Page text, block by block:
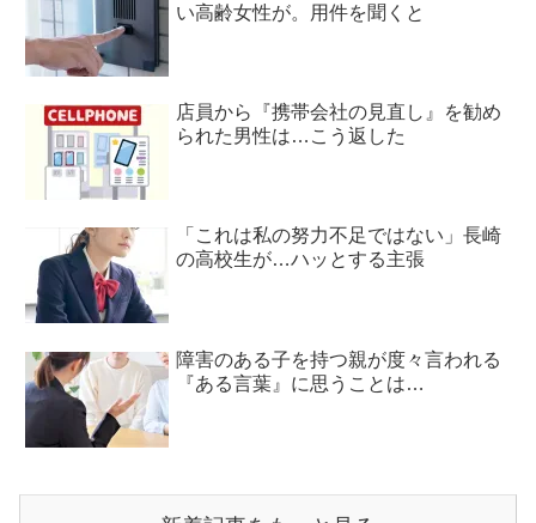
い高齢女性が。用件を聞くと
店員から『携帯会社の見直し』を勧め
られた男性は…こう返した
「これは私の努力不足ではない」長崎
の高校生が…ハッとする主張
障害のある子を持つ親が度々言われる
『ある言葉』に思うことは…